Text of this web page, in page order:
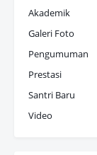
Akademik
Galeri Foto
Pengumuman
Prestasi
Santri Baru
Video